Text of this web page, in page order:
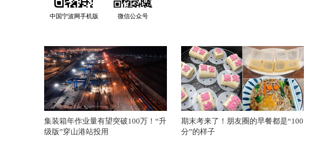
中国宁波网手机版 微信公众号
集装箱年作业量有望突破100万！“升
级版”穿山港站投用
期末考来了！朋友圈的早餐都是“100
分”的样子